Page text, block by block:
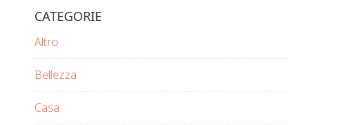
CATEGORIE
Altro
Bellezza
Casa